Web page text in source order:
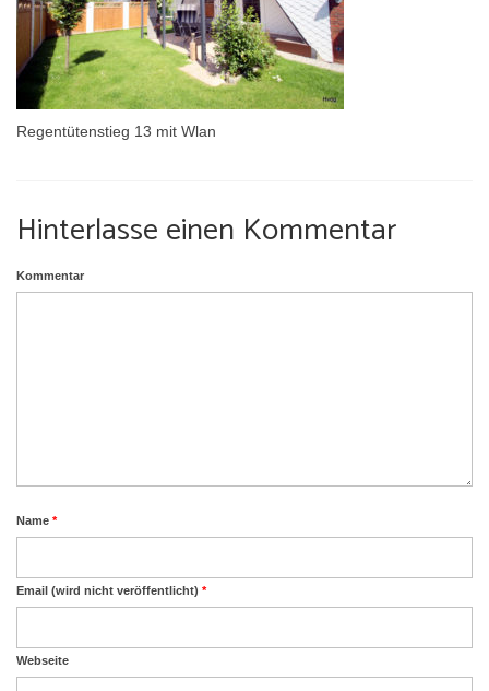
Umgebung
Urlaub mit Hund
Regentütenstieg 13 mit Wlan
Hinterlasse einen Kommentar
Kommentar
Name *
Email (wird nicht veröffentlicht) *
Webseite